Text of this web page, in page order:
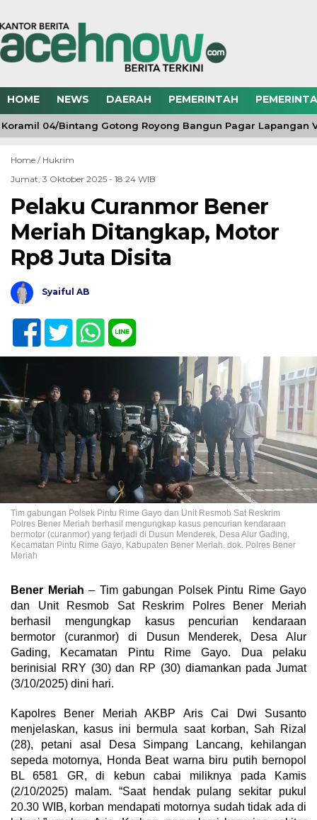
HOME NEWS DAERAH PEMERINTAH
04/Bintang Gotong Royong Bangun Pagar Lapangan
Home / Hukrim
Jumat, 3 Oktober 2025 - 18:24 WIB
Pelaku Curanmor Bener
Meriah Ditangkap, Motor
Rp8 Juta Disita
Syaiful AB
Tim gabungan Polsek Pintu Rime Gayo dan Unit Resmob Sat Reskrim
Polres Bener Meriah berhasil mengungkap kasus pencurian kendaraan
bermotor (curanmor) yang terjadi di Dusun Menderek, Desa Alur Gading,
Kecamatan Pintu Rime Gayo, Kabupaten Bener Meriah. dok. Polres Bener
Meriah
Bener Meriah – Tim gabungan Polsek Pintu Rime Gayo
dan Unit Resmob Sat Reskrim Polres Bener Meriah
berhasil mengungkap kasus pencurian kendaraan
bermotor (curanmor) di Dusun Menderek, Desa Alur
Gading, Kecamatan Pintu Rime Gayo. Dua pelaku
berinisial RRY (30) dan RP (30) diamankan pada Jumat
(3/10/2025) dini hari.
Kapolres Bener Meriah AKBP Aris Cai Dwi Susanto
menjelaskan, kasus ini bermula saat korban, Sah Rizal
(28), petani asal Desa Simpang Lancang, kehilangan
sepeda motornya, Honda Beat warna biru putih bernopol
BL 6581 GR, di kebun cabai miliknya pada Kamis
(2/10/2025) malam. “Saat hendak pulang sekitar pukul
20.30 WIB, korban mendapati motornya sudah tidak ada di